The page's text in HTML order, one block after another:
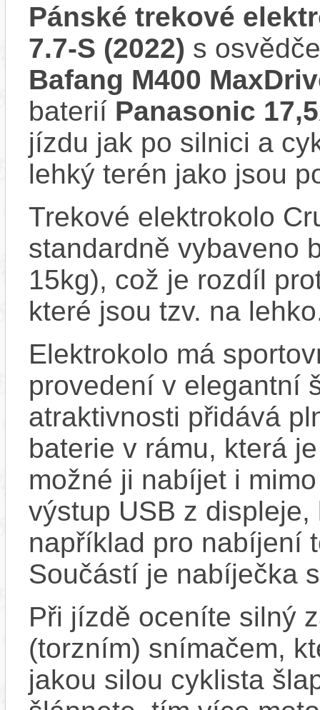
Pánské trekové
7.7-S (2022) s
Bafang M400
baterií Panasonic
jízdu jak po silnici a
lehký terén jako jsou
Trekové elektrokolo
standardně vybaveno
15kg), což je rozdíl
které jsou tzv. na
Elektrokolo má
provedení v elegantní
atraktivnosti přidává
baterie v rámu, která
možné ji nabíjet i
výstup USB z
například pro nabíjení
Součástí je nabíječka
Při jízdě oceníte silný
(torzním) snímačem,
jakou silou cyklista